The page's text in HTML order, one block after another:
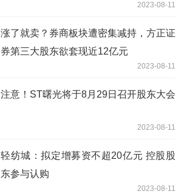
2023-08-11
涨了就卖？券商板块遭密集减持，方正证
券第三大股东欲套现近12亿元
2023-08-11
注意！ST曙光将于8月29日召开股东大会
2023-08-11
轻纺城：拟定增募资不超20亿元 控股股
东参与认购
2023-08-11